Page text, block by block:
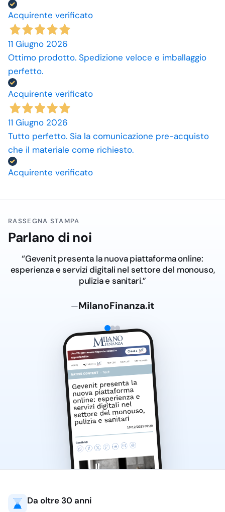
Acquirente verificato
11 Giugno 2026
Ottimo prodotto. Spedizione veloce e imballaggio
perfetto.
Acquirente verificato
11 Giugno 2026
Tutto perfetto. Sia la comunicazione pre-acquisto
che il materiale come richiesto.
Acquirente verificato
RASSEGNA STAMPA
Parlano di noi
“Gevenit presenta la nuova piattaforma online:
esperienza e servizi digitali nel settore del monouso,
pulizia e sanitari.”
—MilanoFinanza.it
Da oltre 30 anni